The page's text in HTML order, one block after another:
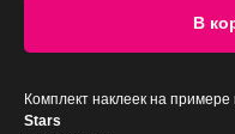
В
Комплект наклеек на примере
Stars